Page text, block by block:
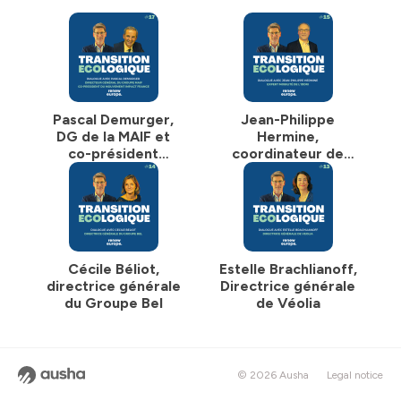
Europe du Parlement Européen.
Hébergé par Ausha. Visitez
ausha.co/politique-de-
confidentialitepour plus d'informations.
Pascal Demurger,
DG de la MAIF et
co-président
d'Impact France
Jean-Philippe
Hermine,
coordinateur de
l'initiative Mobilité
en Transition à
l'IDDRI
Cécile Béliot,
directrice générale
du Groupe Bel
Estelle Brachlianoff,
Directrice générale
de Véolia
© 2026 Ausha Legal notice